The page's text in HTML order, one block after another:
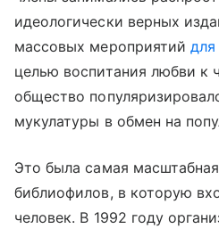
идеологически верных
массовых мероприятийдля
целью воспитания любви к
общество
мукулатуры в обмен на
Это была самая
библиофилов, в которую
человек. В 1992 году